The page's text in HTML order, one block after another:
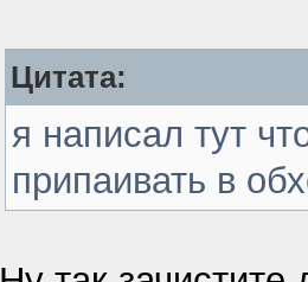
Цитата:
я написал тут
припаивать в